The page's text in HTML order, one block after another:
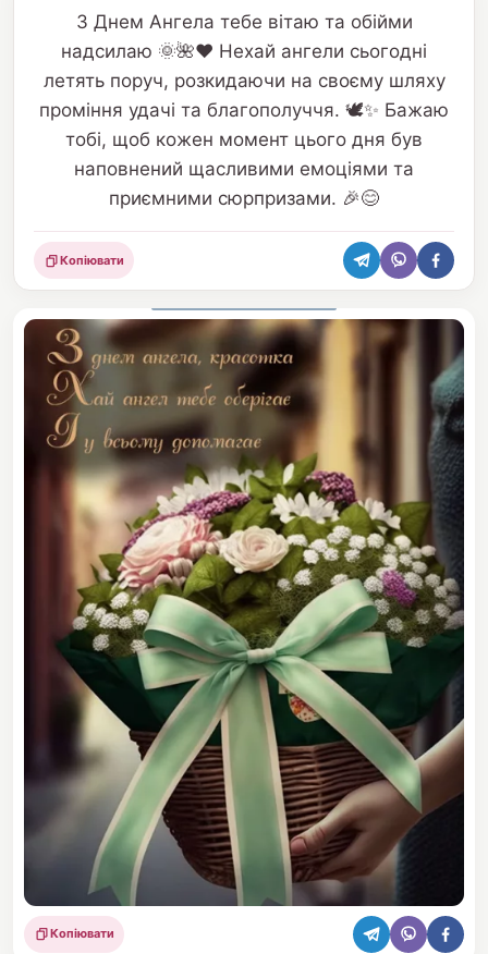
З Днем Ангела тебе вітаю та обійми
надсилаю 🌞🌺❤️ Нехай ангели сьогодні
летять поруч, розкидаючи на своєму шляху
проміння удачі та благополуччя. 🕊️✨ Бажаю
тобі, щоб кожен момент цього дня був
наповнений щасливими емоціями та
приємними сюрпризами. 🎉😊
Поділитися
Копіювати
Поділитися
Копіювати